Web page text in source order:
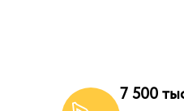
7 500